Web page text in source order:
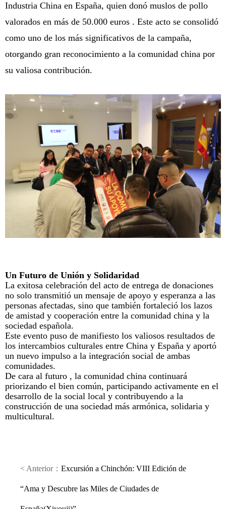
Industria China en España, quien donó muslos de pollo
valorados en más de 50.000 euros . Este acto se consolidó
como uno de los más significativos de la campaña,
otorgando gran reconocimiento a la comunidad china por
su valiosa contribución.
Un Futuro de Unión y Solidaridad
La exitosa celebración del acto de entrega de donaciones
no solo transmitió un mensaje de apoyo y esperanza a las
personas afectadas, sino que también fortaleció los lazos
de amistad y cooperación entre la comunidad china y la
sociedad española.
Este evento puso de manifiesto los valiosos resultados de
los intercambios culturales entre China y España y aportó
un nuevo impulso a la integración social de ambas
comunidades.
De cara al futuro , la comunidad china continuará
priorizando el bien común, participando activamente en el
desarrollo de la social local y contribuyendo a la
construcción de una sociedad más armónica, solidaria y
multicultural.
< Anterior： Excursión a Chinchón: VIII Edición de
“Ama y Descubre las Miles de Ciudades de